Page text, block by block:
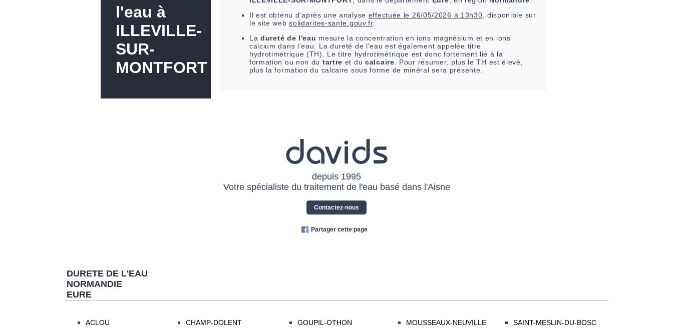
l'eau à
ILLEVILLE-
SUR-
MONTFORT
Il est obtenu d'après une analyse effectuée le 26/05/2026 à 13h30, disponible sur
le site websolidarites-sante.gouv.fr.
La dureté de l'eau mesure la concentration en ions magnésium et en ions
calcium dans l'eau. La dureté de l'eau est également appelée titre
hydrotimétrique (TH). Le titre hydrotimétrique est donc fortement lié à la
formation ou non du tartre et du calcaire. Pour résumer, plus le TH est élevé,
plus la formation du calcaire sous forme de minéral sera présente.
davids
depuis 1995
Votre spécialiste du traitement de l'eau basé dans l'Aisne
Contactez-nous
Partager cette page
DURETE DE L'EAU
NORMANDIE
EURE
ACLOU
CHAMP-DOLENT
GOUPIL-OTHON
MOUSSEAUX-NEUVILLE
SAINT-MESLIN-DU-BOSC